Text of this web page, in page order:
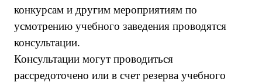
конкурсам и другим мероприятиям по
усмотрению учебного заведения проводятся
консультации.
Консультации могут проводиться
рассредоточено или в счет резерва учебного